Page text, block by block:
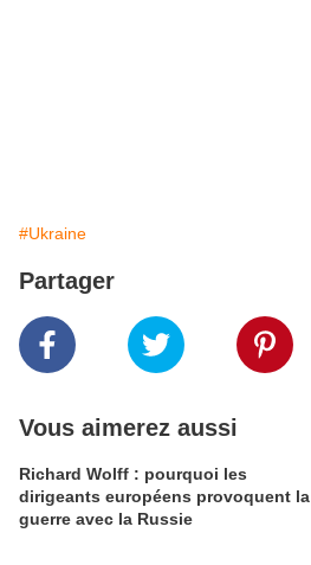
#Ukraine
Partager
Vous aimerez aussi
Richard Wolff : pourquoi les
dirigeants européens provoquent la
guerre avec la Russie